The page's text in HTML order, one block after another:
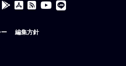
編集方針